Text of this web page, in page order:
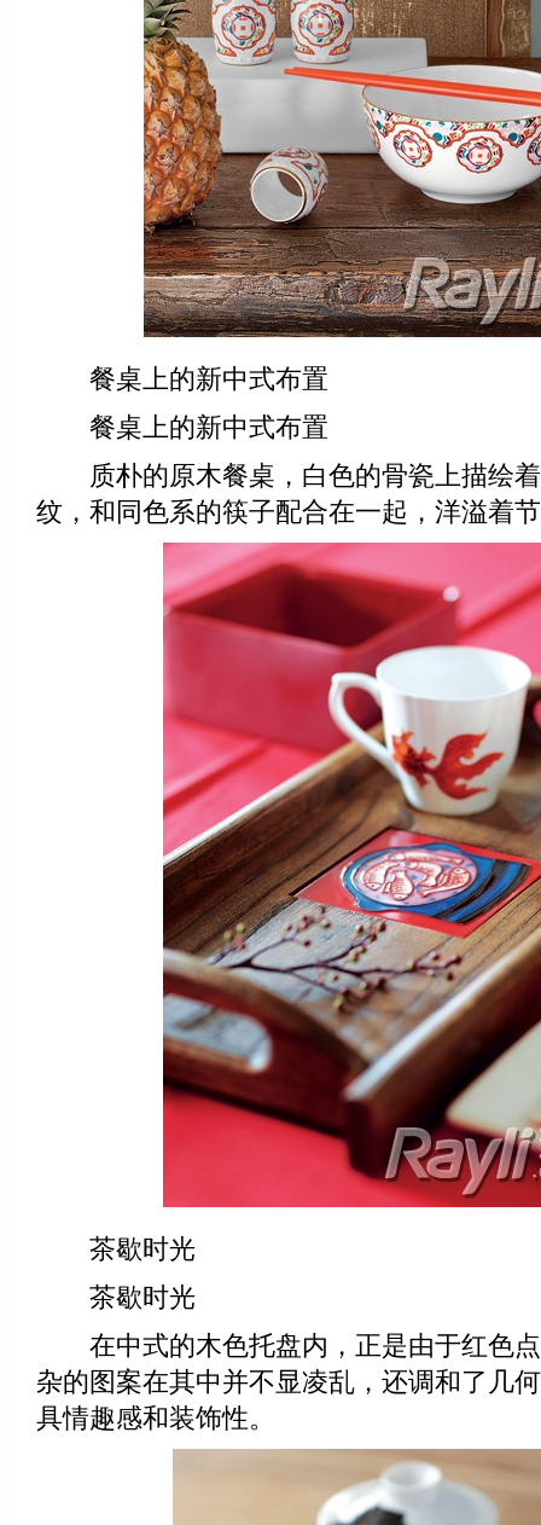
餐桌上的新中式布置
餐桌上的新中式布置
质朴的原木餐桌，白色的骨瓷上描绘着
纹，和同色系的筷子配合在一起，洋溢着
茶歇时光
茶歇时光
在中式的木色托盘内，正是由于红色点
杂的图案在其中并不显凌乱，还调和了几
具情趣感和装饰性。